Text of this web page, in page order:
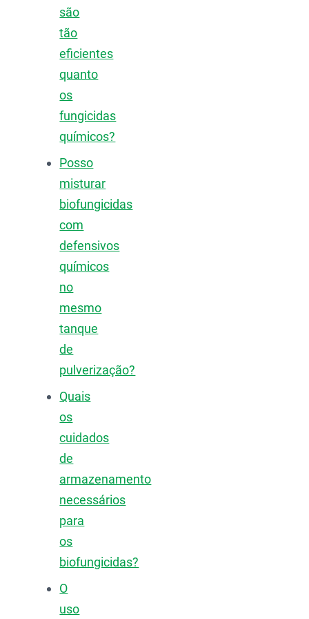
são
tão
eficientes
quanto
os
fungicidas
químicos?
Posso
misturar
biofungicidas
com
defensivos
químicos
no
mesmo
tanque
de
pulverização?
Quais
os
cuidados
de
armazenamento
necessários
para
os
biofungicidas?
O
uso